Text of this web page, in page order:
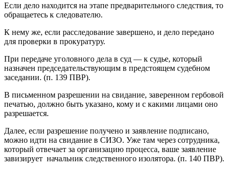
Если дело находится на этапе предварительного следствия, то
обращаетесь к следователю.
К нему же, если расследование завершено, и дело передано
для проверки в прокуратуру.
При передаче уголовного дела в суд — к судье, который
назначен председательствующим в предстоящем судебном
заседании. (п. 139 ПВР).
В письменном разрешении на свидание, заверенном гербовой
печатью, должно быть указано, кому и с какими лицами оно
разрешается.
Далее, если разрешение получено и заявление подписано,
можно идти на свидание в СИЗО. Уже там через сотрудника,
который отвечает за организацию процесса, ваше заявление
завизирует начальник следственного изолятора. (п. 140 ПВР).